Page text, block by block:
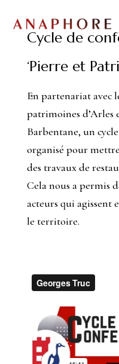
Cycle de
‘Pierre et
En partenariat avec
patrimoines d’Arles
Barbentane, un
organisé pour
des travaux de
Cela nous a permis
acteurs qui agissent
le territoire.